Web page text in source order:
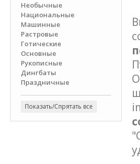
Необычные
Национальные
Машинные
Растровые
Готические
Основные
Рукописные
Дингбаты
Праздничные
Показать/Спрятать все